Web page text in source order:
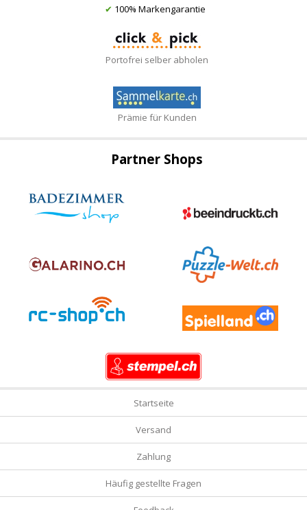
✔ 100% Markengarantie
Portofrei selber abholen
Prämie für Kunden
Partner Shops
Startseite
Versand
Zahlung
Häufig gestellte Fragen